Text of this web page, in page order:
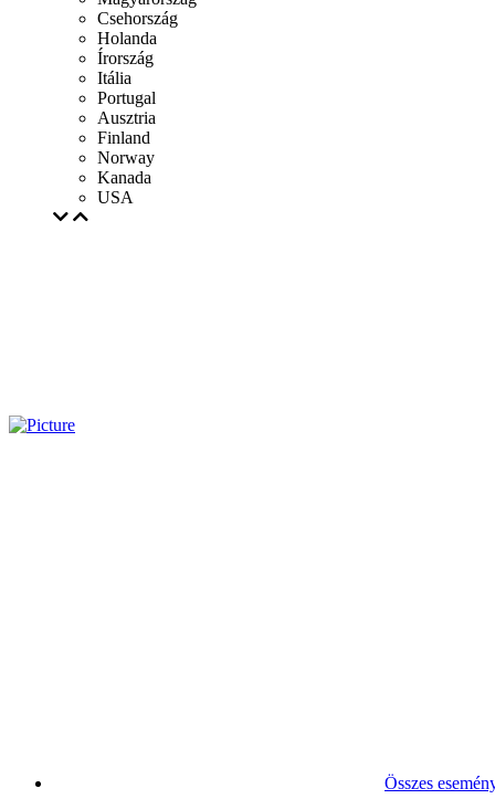
Csehország
Holanda
Írország
Itália
Portugal
Ausztria
Finland
Norway
Kanada
USA
Összes